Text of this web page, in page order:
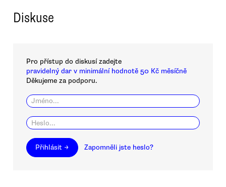
Diskuse
Pro přístup do diskusí zadejte
pravidelný dar v minimální hodnotě 50 Kč měsíčně
Děkujeme za podporu.
Přihlásit → Zapomněli jste heslo?